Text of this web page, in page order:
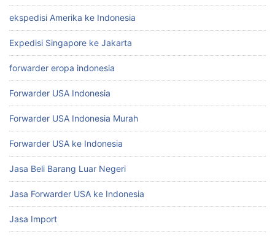
ekspedisi Amerika ke Indonesia
Expedisi Singapore ke Jakarta
forwarder eropa indonesia
Forwarder USA Indonesia
Forwarder USA Indonesia Murah
Forwarder USA ke Indonesia
Jasa Beli Barang Luar Negeri
Jasa Forwarder USA ke Indonesia
Jasa Import